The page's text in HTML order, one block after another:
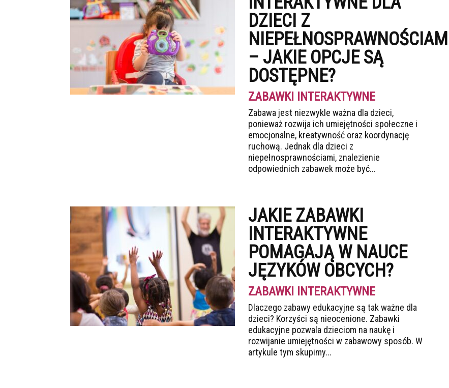
DZIECI Z
NIEPEŁNOSPRAWNOŚCIAMI
– JAKIE OPCJE SĄ
DOSTĘPNE?
ZABAWKI INTERAKTYWNE
Zabawa jest niezwykle ważna dla dzieci,
ponieważ rozwija ich umiejętności społeczne i
emocjonalne, kreatywność oraz koordynację
ruchową. Jednak dla dzieci z
niepełnosprawnościami, znalezienie
odpowiednich zabawek może być...
JAKIE ZABAWKI
INTERAKTYWNE
POMAGAJĄ W NAUCE
JĘZYKÓW OBCYCH?
ZABAWKI INTERAKTYWNE
Dlaczego zabawy edukacyjne są tak ważne dla
dzieci? Korzyści są nieocenione. Zabawki
edukacyjne pozwala dzieciom na naukę i
rozwijanie umiejętności w zabawowy sposób. W
artykule tym skupimy...